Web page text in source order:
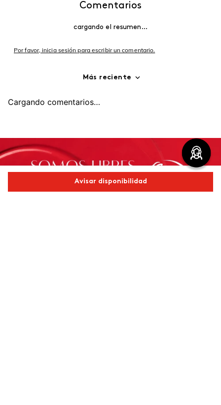
Avisar disponibilidad
Comentarios
cargando el resumen…
Por favor, inicia sesión para escribir un comentario.
Más reciente
Cargando comentarios…